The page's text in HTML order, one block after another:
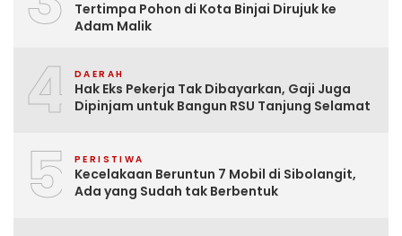
Tertimpa Pohon di Kota Binjai Dirujuk ke
Adam Malik
4 DAERAH
Hak Eks Pekerja Tak Dibayarkan, Gaji Juga
Dipinjam untuk Bangun RSU Tanjung Selamat
5 PERISTIWA
Kecelakaan Beruntun 7 Mobil di Sibolangit,
Ada yang Sudah tak Berbentuk